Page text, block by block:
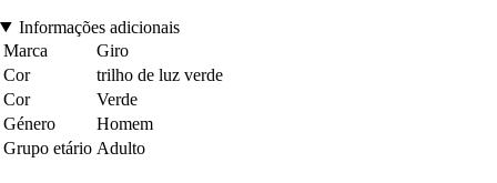
Informações adicionais
Marca
Giro
Cor
trilho de luz verde
Cor
Verde
Género
Homem
Grupo etário Adulto